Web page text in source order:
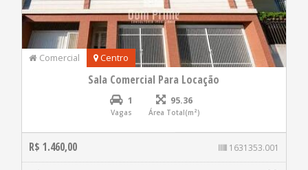
Comercial Centro
Sala Comercial Para Locação
1
Vagas
95.36
Área Total(m²)
R$ 1.460,00 1631353.001